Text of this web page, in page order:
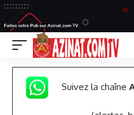
Suivez la chaîne